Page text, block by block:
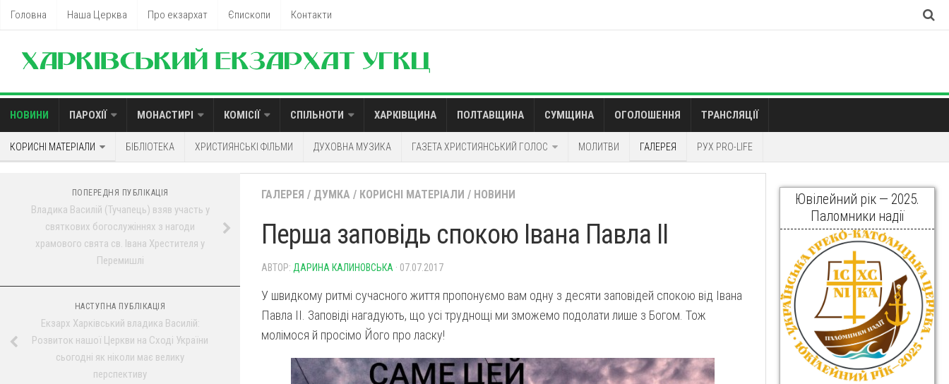
Головна Наша Церква Про екзархат Єпископи Контакти
НОВИНИ ПАРОХІЇ МОНАСТИРІ КОМІСІЇ СПІЛЬНОТИ ХАРКІВЩИНА ПОЛТАВЩИНА СУМЩИНА ОГОЛОШЕННЯ ТРАНСЛЯЦІЇ
КОРИСНІ МАТЕРІАЛИ БІБЛІОТЕКА ХРИСТИЯНСЬКІ ФІЛЬМИ ДУХОВНА МУЗИКА ГАЗЕТА ХРИСТИЯНСЬКИЙ ГОЛОС МОЛИТВИ ГАЛЕРЕЯ РУХ PRO-LIFE
ГАЛЕРЕЯ / ДУМКА / КОРИСНІ МАТЕРІАЛИ / НОВИНИ
Перша заповідь спокою Івана Павла ІІ
АВТОР: ДАРИНА КАЛИНОВСЬКА · 07.07.2017
У швидкому ритмі сучасного життя пропонуємо вам одну з десяти заповідей спокою від Івана
Павла ІІ. Заповіді нагадують, що усі труднощі ми зможемо подолати лише з Богом. Тож
молімося й просімо Його про ласку!
ПОПЕРЕДНЯ ПУБЛІКАЦІЯ
Владика Василій (Тучапець) взяв участь у
святкових богослужіннях з нагоди
храмового свята св. Івана Хрестителя у
Перемишлі
НАСТУПНА ПУБЛІКАЦІЯ
Екзарх Харківський владика Василій:
Розвиток нашої Церкви на Сході України
сьогодні як ніколи має велику
перспективу
Ювілейний рік — 2025.
Паломники надії